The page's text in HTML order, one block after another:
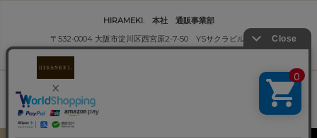
HIRAMEKI. 本社 通販事業部
〒532-0004 大阪市淀川区西宮原2-7-50 YSサクラビル B1F
株式会社サクラ衣料 HIRAMEKI.事業部
Copyright (C) HIRAMEKI. All Rights Reserved.